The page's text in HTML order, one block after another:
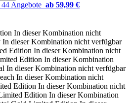
44 Angebote ab 59,99 €
In dieser Kombination nicht
In dieser Kombination nicht verfügbar
Edition In dieser Kombination nicht
Edition In dieser Kombination
In dieser Kombination nicht verfügbar
In dieser Kombination nicht
Edition In dieser Kombination nicht
Edition In dieser Kombination